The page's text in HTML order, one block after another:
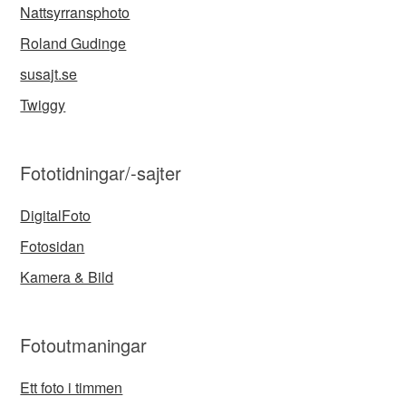
Nattsyrransphoto
Roland Gudinge
susajt.se
Twiggy
Fototidningar/-sajter
DigitalFoto
Fotosidan
Kamera & Bild
Fotoutmaningar
Ett foto i timmen